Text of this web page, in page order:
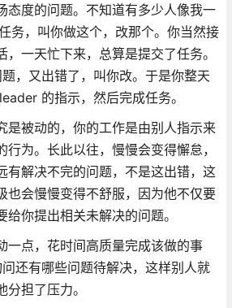
态度的问题。不知道有多少人像我一
务，叫你做这个，改那个。你当然接
一天忙下来，总算是提交了任务。
，又出错了，叫你改。于是你整天
的指示，然后完成任务。
是被动的，你的工作是由别人指示来
为。长此以往，慢慢会变得懈怠，
有解决不完的问题，不是这出错，这
也会慢慢变得不舒服，因为他不仅要
你提出相关未解决的问题。
一点，花时间高质量完成该做的事
还有哪些问题待解决，这样别人就
担了压力。